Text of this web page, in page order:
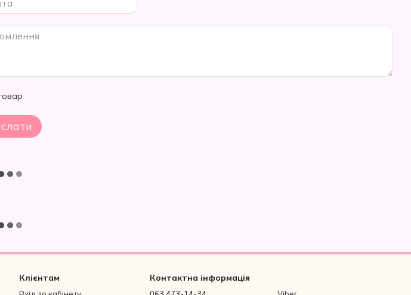
Клієнтам Контактна інформація